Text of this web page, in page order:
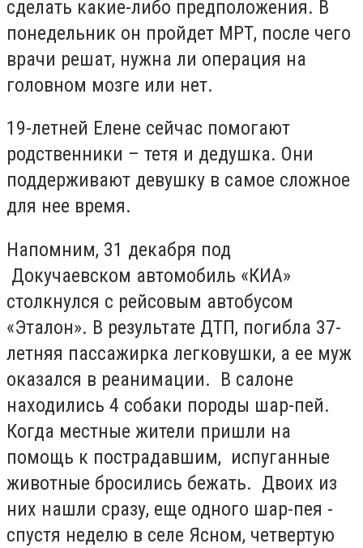
сделать какие-либо предположения. В
понедельник он пройдет МРТ, после чего
врачи решат, нужна ли операция на
головном мозге или нет.
19-летней Елене сейчас помогают
родственники – тетя и дедушка. Они
поддерживают девушку в самое сложное
для нее время.
Напомним, 31 декабря под
Докучаевском автомобиль «КИА»
столкнулся с рейсовым автобусом
«Эталон». В результате ДТП, погибла 37-
летняя пассажирка легковушки, а ее муж
оказался в реанимации. В салоне
находились 4 собаки породы шар-пей.
Когда местные жители пришли на
помощь к пострадавшим, испуганные
животные бросились бежать. Двоих из
них нашли сразу, еще одного шар-пея -
спустя неделю в селе Ясном, четвертую